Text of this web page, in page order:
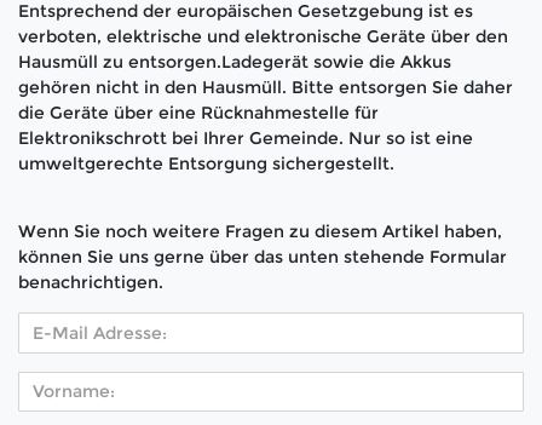
Entsprechend der europäischen Gesetzgebung ist es
verboten, elektrische und elektronische Geräte über den
Hausmüll zu entsorgen.Ladegerät sowie die Akkus
gehören nicht in den Hausmüll. Bitte entsorgen Sie daher
die Geräte über eine Rücknahmestelle für
Elektronikschrott bei Ihrer Gemeinde. Nur so ist eine
umweltgerechte Entsorgung sichergestellt.
Wenn Sie noch weitere Fragen zu diesem Artikel haben,
können Sie uns gerne über das unten stehende Formular
benachrichtigen.